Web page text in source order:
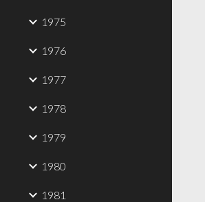
1975
1976
1977
1978
1979
1980
1981